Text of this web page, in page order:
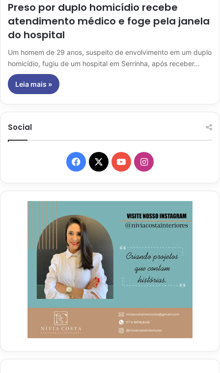
Preso por duplo homicídio recebe
atendimento médico e foge pela janela
do hospital
Um homem de 29 anos, suspeito de envolvimento em um duplo
homicídio, fugiu de um hospital em Serrinha, após receber…
Leia mais »
Social
Facebook
X YouTubeInstagram